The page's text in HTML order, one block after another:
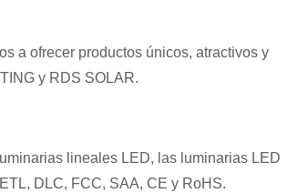
a ofrecer productos únicos, atractivos y
y RDS SOLAR.
lineales LED, las luminarias LED
DLC, FCC, SAA, CE y RoHS.